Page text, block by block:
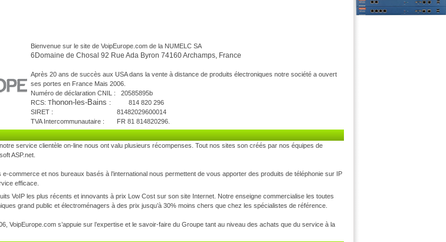
Bienvenue sur le site de VoipEurope.com de la NUMELC SA
6Domaine de Chosal 92 Rue Ada Byron 74160 Archamps, France
Après 20 ans de succès aux USA dans la vente à distance de produits électroniques notre société a ouvert
ses portes en France Mais 2006.
Numéro de déclaration CNIL : 20585895b
RCS: Thonon-les-Bains : 814 820 296
SIRET : 81482029600014
TVA Intercommunautaire : FR 81 814820296.
service clientèle on-line nous ont valu plusieurs récompenses. Tout nos sites son créés par nos équipes de
ASP.net.
commerce et nos bureaux basés à l’international nous permettent de vous apporter des produits de téléphonie sur IP
efficace.
VoIP les plus récents et innovants à prix Low Cost sur son site Internet. Notre enseigne commercialise les toutes
grand public et électroménagers à des prix jusqu’à 30% moins chers que chez les spécialistes de référence.
VoipEurope.com s’appuie sur l’expertise et le savoir-faire du Groupe tant au niveau des achats que du service à la